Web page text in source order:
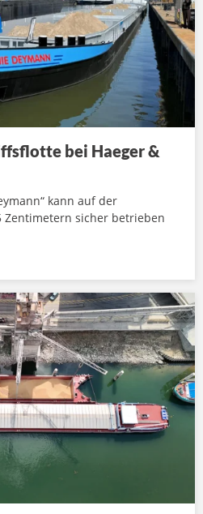
bei Haeger &
kann auf der
Zentimetern sicher betrieben